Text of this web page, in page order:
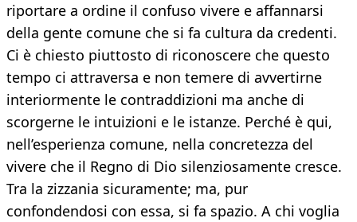
riportare a ordine il confuso vivere e affannarsi
della gente comune che si fa cultura da credenti.
Ci è chiesto piuttosto di riconoscere che questo
tempo ci attraversa e non temere di avvertirne
interiormente le contraddizioni ma anche di
scorgerne le intuizioni e le istanze. Perché è qui,
nell’esperienza comune, nella concretezza del
vivere che il Regno di Dio silenziosamente cresce.
Tra la zizzania sicuramente; ma, pur
confondendosi con essa, si fa spazio. A chi voglia